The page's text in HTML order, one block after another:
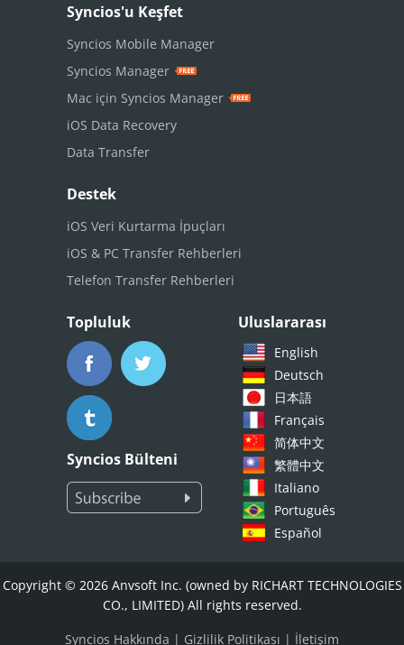
Syncios'u Keşfet
Syncios Mobile Manager
Syncios Manager
Mac için Syncios Manager
iOS Data Recovery
Data Transfer
Destek
iOS Veri Kurtarma İpuçları
iOS & PC Transfer Rehberleri
Telefon Transfer Rehberleri
Topluluk
Syncios Bülteni
Uluslararası
English
Deutsch
日本語
Français
简体中文
繁體中文
Italiano
Português
Español
Copyright © 2026 Anvsoft Inc. (owned by RICHART TECHNOLOGIES
CO., LIMITED) All rights reserved.
Syncios Hakkında | Gizlilik Politikası | İletişim